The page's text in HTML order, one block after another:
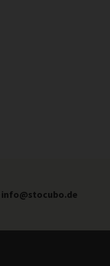
info@stocubo.de